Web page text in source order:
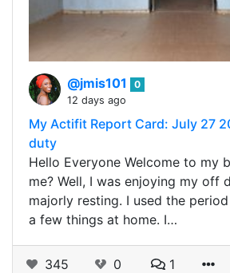
@jmis101
0
12 days ago
My Actifit Report Card: July 27
duty
Hello Everyone Welcome to my
me? Well, I was enjoying my off
majorly resting. I used the
a few things at home. I…
345 0 1